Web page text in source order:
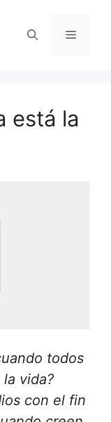
Menú
está la
todos
vida?
con el fin